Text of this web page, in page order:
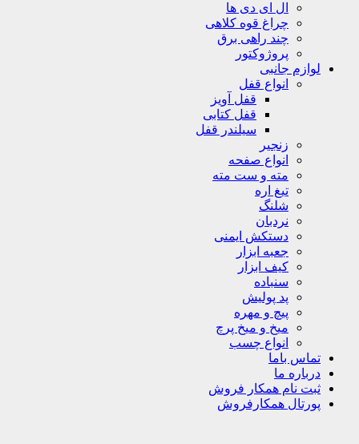
ال ای دی ها
چراغ قوه کلاهی
چند راهی برق
پروژوکتور
لوازم جانبی
انواع قفل
قفل آویز
قفل کتابی
سیلندر قفل
زنجیر
انواع صفحه
مته و ست مته
تیغ اره
شلنگ
نردبان
دستکش ایمنی
جعبه ابزار
کیف ابزار
سنباده
پد پولیش
پیچ و مهره
میخ و میخ پرچ
انواع چسب
تماس باما
درباره ما
ثبت نام همکار فروش
پورتال همکارفروش